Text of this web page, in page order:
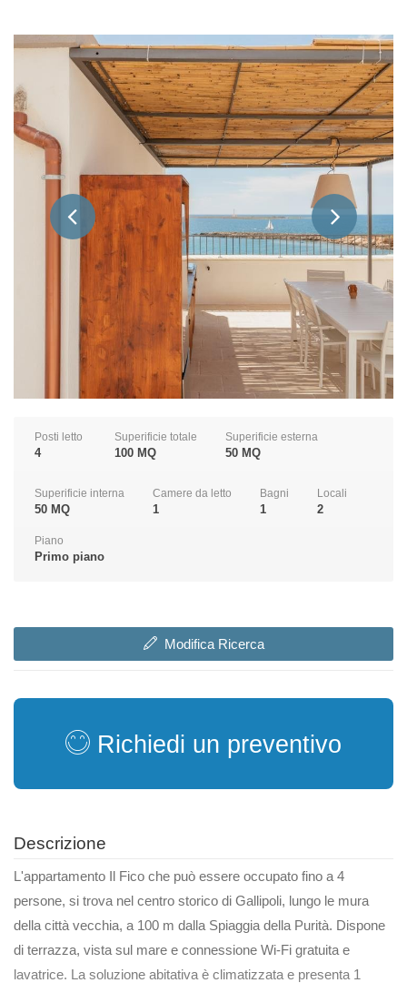
Posti letto
4
Superificie totale
100 MQ
Superificie esterna
50 MQ
Superificie interna
50 MQ
Camere da letto
1
Bagni
1
Locali
2
Piano
Primo piano
Modifica Ricerca
Richiedi un preventivo
Descrizione
L'appartamento Il Fico che può essere occupato fino a 4
persone, si trova nel centro storico di Gallipoli, lungo le mura
della città vecchia, a 100 m dalla Spiaggia della Purità. Dispone
di terrazza, vista sul mare e connessione Wi-Fi gratuita e
lavatrice. La soluzione abitativa è climatizzata e presenta 1